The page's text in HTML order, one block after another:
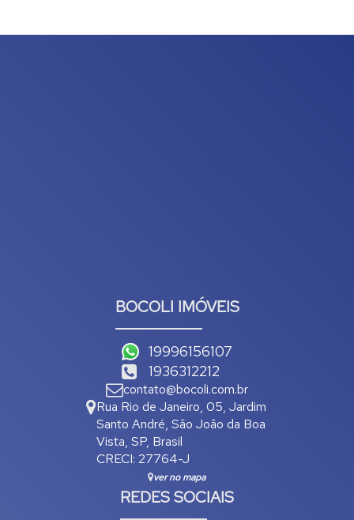
BOCOLI IMÓVEIS
19996156107
1936312212
contato@bocoli.com.br
Rua Rio de Janeiro, 05, Jardim
Santo André, São João da Boa
Vista, SP, Brasil
CRECI: 27764-J
ver no mapa
REDES SOCIAIS